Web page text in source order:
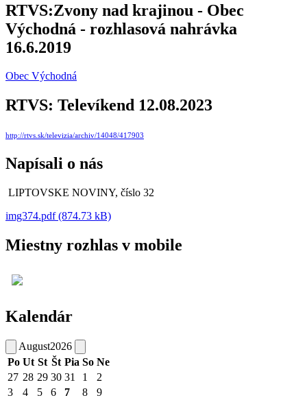
RTVS:Zvony nad krajinou - Obec
Východná - rozhlasová nahrávka
16.6.2019
Obec Východná
RTVS: Televíkend 12.08.2023
http://rtvs.sk/televizia/archiv/14048/417903
Napísali o nás
LIPTOVSKE NOVINY, číslo 32
img374.pdf (874.73 kB)
Miestny rozhlas v mobile
Kalendár
August2026
Po Ut St Št Pia So Ne
27 28 29 30 31 1
2
3
4 5 6 7 8 9